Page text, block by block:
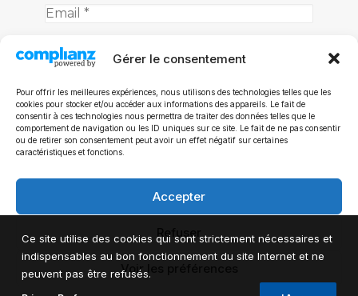
Gérer le consentement
Pour offrir les meilleures expériences, nous utilisons des technologies telles que les
cookies pour stocker et/ou accéder aux informations des appareils. Le fait de
consentir à ces technologies nous permettra de traiter des données telles que le
comportement de navigation ou les ID uniques sur ce site. Le fait de ne pas consentir
ou de retirer son consentement peut avoir un effet négatif sur certaines
caractéristiques et fonctions.
Accepter
Refuser
Voir les préférences
Politique de confidentialité
© 2024 Mathieu Michel.Tous droits réservés.
Ce site utilise des cookies qui sont strictement nécessaires et
indispensables au bon fonctionnement du site Internet et ne
peuvent pas être refusés.